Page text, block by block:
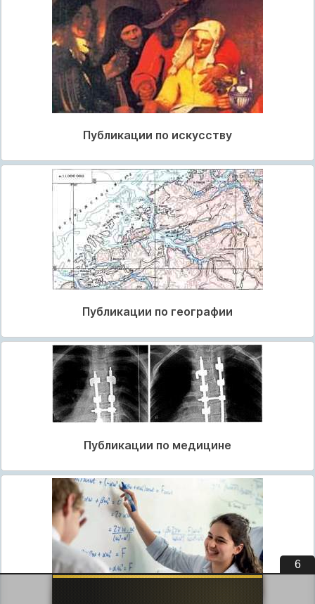
Публикации по искусству
Публикации по географии
Публикации по медицине
5